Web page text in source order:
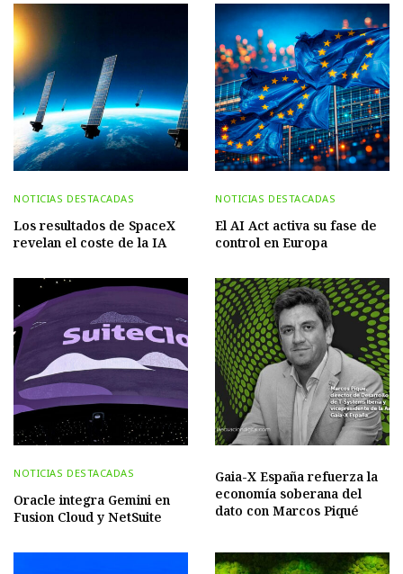
NOTICIAS DESTACADAS
Los resultados de SpaceX
revelan el coste de la IA
NOTICIAS DESTACADAS
El AI Act activa su fase de
control en Europa
NOTICIAS DESTACADAS
Oracle integra Gemini en
Fusion Cloud y NetSuite
Gaia-X España refuerza la
economía soberana del
dato con Marcos Piqué